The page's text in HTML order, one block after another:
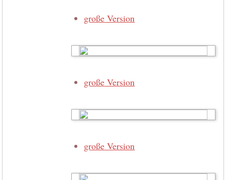
große Version
große Version
große Version